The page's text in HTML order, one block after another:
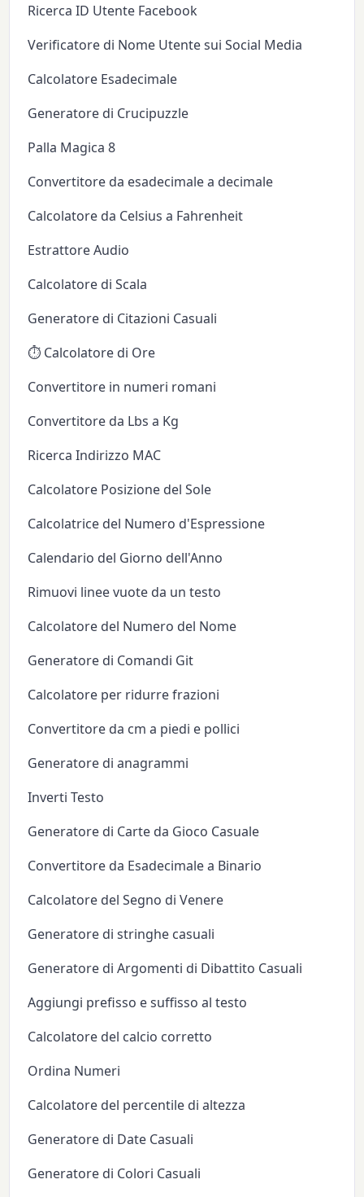
Ricerca ID Utente Facebook
Verificatore di Nome Utente sui Social Media
Calcolatore Esadecimale
Generatore di Crucipuzzle
Palla Magica 8
Convertitore da esadecimale a decimale
Calcolatore da Celsius a Fahrenheit
Estrattore Audio
Calcolatore di Scala
Generatore di Citazioni Casuali
⏱️ Calcolatore di Ore
Convertitore in numeri romani
Convertitore da Lbs a Kg
Ricerca Indirizzo MAC
Calcolatore Posizione del Sole
Calcolatrice del Numero d'Espressione
Calendario del Giorno dell'Anno
Rimuovi linee vuote da un testo
Calcolatore del Numero del Nome
Generatore di Comandi Git
Calcolatore per ridurre frazioni
Convertitore da cm a piedi e pollici
Generatore di anagrammi
Inverti Testo
Generatore di Carte da Gioco Casuale
Convertitore da Esadecimale a Binario
Calcolatore del Segno di Venere
Generatore di stringhe casuali
Generatore di Argomenti di Dibattito Casuali
Aggiungi prefisso e suffisso al testo
Calcolatore del calcio corretto
Ordina Numeri
Calcolatore del percentile di altezza
Generatore di Date Casuali
Generatore di Colori Casuali